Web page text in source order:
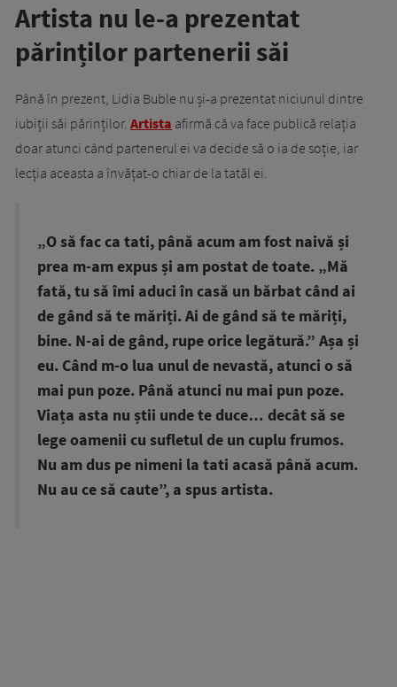
Artista nu le-a prezentat
părinților partenerii săi
Până în prezent, Lidia Buble nu și-a prezentat niciunul dintre
iubiții săi părinților. Artista afirmă că va face publică relația
doar atunci când partenerul ei va decide să o ia de soție, iar
lecția aceasta a învățat-o chiar de la tatăl ei.
„O să fac ca tati, până acum am fost naivă și
prea m-am expus și am postat de toate. „Mă
fată, tu să îmi aduci în casă un bărbat când ai
de gând să te măriți. Ai de gând să te măriți,
bine. N-ai de gând, rupe orice legătură.” Așa și
eu. Când m-o lua unul de nevastă, atunci o să
mai pun poze. Până atunci nu mai pun poze.
Viața asta nu știi unde te duce… decât să se
lege oamenii cu sufletul de un cuplu frumos.
Nu am dus pe nimeni la tati acasă până acum.
Nu au ce să caute”, a spus artista.